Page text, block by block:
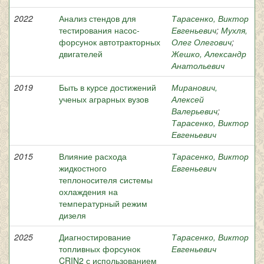
2022
Анализ стендов для
тестирования насос-
форсунок автотракторных
двигателей
Тарасенко, Виктор
Евгеньевич; Мухля,
Олег Олегович;
Жешко, Александр
Анатольевич
2019
Быть в курсе достижений
ученых аграрных вузов
Миранович,
Алексей
Валерьевич;
Тарасенко, Виктор
Евгеньевич
2015
Влияние расхода
жидкостного
теплоносителя системы
охлаждения на
температурный режим
дизеля
Тарасенко, Виктор
Евгеньевич
2025
Диагностирование
топливных форсунок
CRIN2 с использованием
Тарасенко, Виктор
Евгеньевич